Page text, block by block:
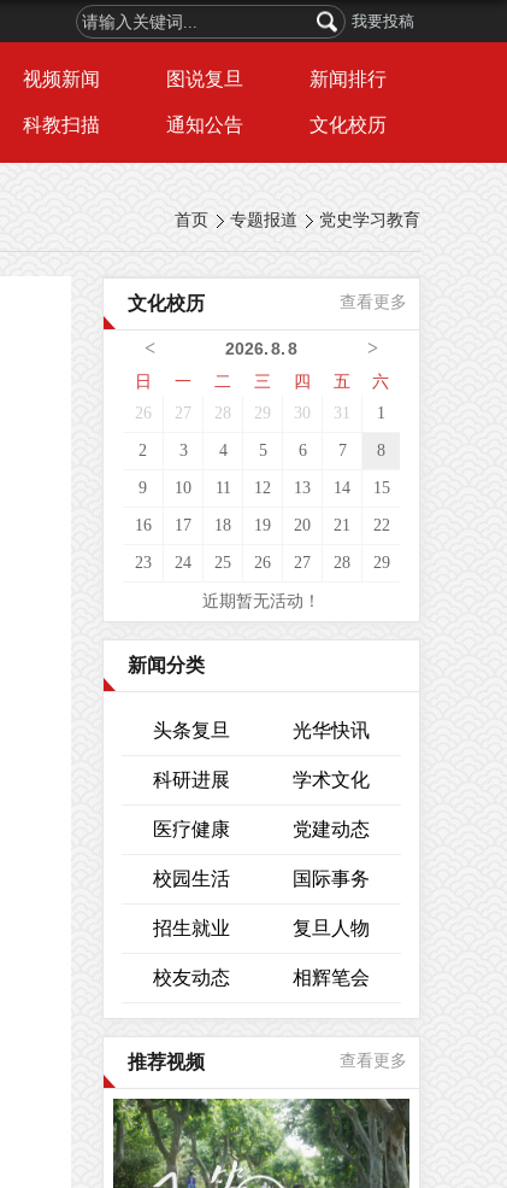
我要投稿
视频新闻 图说复旦 新闻排行
科教扫描 通知公告 文化校历
首页 专题报道 党史学习教育
文化校历 查看更多
< >
2026.8.8
日
一 二 三 四 五 六
26 27 28 29 30 31 1
2 3 4 5 6 7 8
9 10 11 12 13 14 15
16 17 18 19 20 21 22
23 24 25 26 27 28 29
近期暂无活动！
新闻分类
头条复旦 光华快讯
科研进展 学术文化
医疗健康 党建动态
校园生活 国际事务
招生就业 复旦人物
校友动态 相辉笔会
推荐视频 查看更多